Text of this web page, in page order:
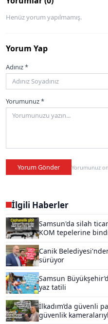
Henüz yorum yapılmamış.
Yorum Yap
Adınız *
Yorumunuz *
Yorum Gönder Yorumunuz
İlgili Haberler
Samsun'da silah
KOM tepelerine
Canik
sürüyor
Samsun
yaz tatili
İlkadım’da güvenli
güvenlik